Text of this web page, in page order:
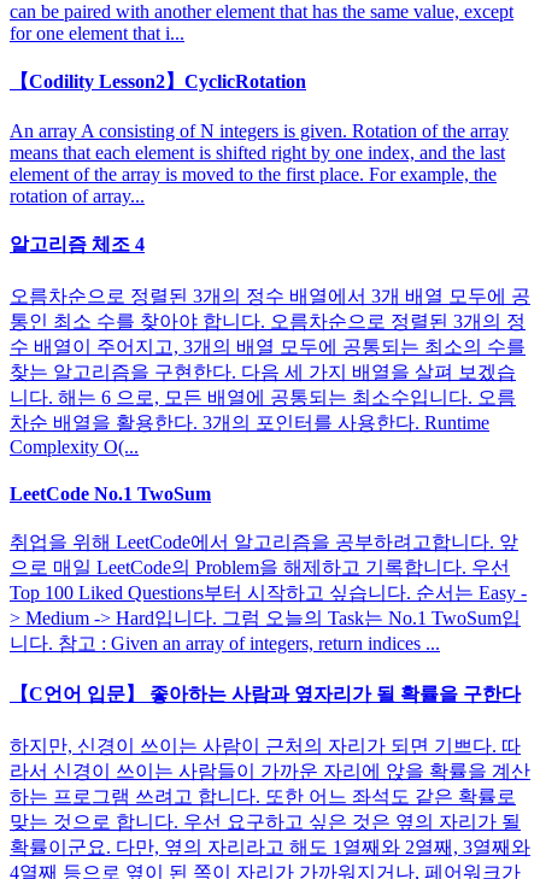
can be paired with another element that has the same value, except
for one element that i...
【Codility Lesson2】CyclicRotation
An array A consisting of N integers is given. Rotation of the array
means that each element is shifted right by one index, and the last
element of the array is moved to the first place. For example, the
rotation of array...
알고리즘 체조 4
오름차순으로 정렬된 3개의 정수 배열에서 3개 배열 모두에 공
통인 최소 수를 찾아야 합니다. 오름차순으로 정렬된 3개의 정
수 배열이 주어지고, 3개의 배열 모두에 공통되는 최소의 수를
찾는 알고리즘을 구현한다. 다음 세 가지 배열을 살펴 보겠습
니다. 해는 6 으로, 모든 배열에 공통되는 최소수입니다. 오름
차순 배열을 활용한다. 3개의 포인터를 사용한다. Runtime
Complexity O(...
LeetCode No.1 TwoSum
취업을 위해 LeetCode에서 알고리즘을 공부하려고합니다. 앞
으로 매일 LeetCode의 Problem을 해제하고 기록합니다. 우선
Top 100 Liked Questions부터 시작하고 싶습니다. 순서는 Easy -
> Medium -> Hard입니다. 그럼 오늘의 Task는 No.1 TwoSum입
니다. 참고 : Given an array of integers, return indices ...
【C언어 입문】 좋아하는 사람과 옆자리가 될 확률을 구한다
하지만, 신경이 쓰이는 사람이 근처의 자리가 되면 기쁘다. 따
라서 신경이 쓰이는 사람들이 가까운 자리에 앉을 확률을 계산
하는 프로그램 쓰려고 합니다. 또한 어느 좌석도 같은 확률로
맞는 것으로 합니다. 우선 요구하고 싶은 것은 옆의 자리가 될
확률이군요. 다만, 옆의 자리라고 해도 1열째와 2열째, 3열째와
4열째 등으로 옆이 된 쪽이 자리가 가까워지거나, 페어워크가